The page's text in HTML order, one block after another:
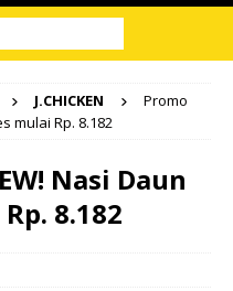
J.CHICKEN
Promo
mulai Rp. 8.182
Nasi Daun
8.182